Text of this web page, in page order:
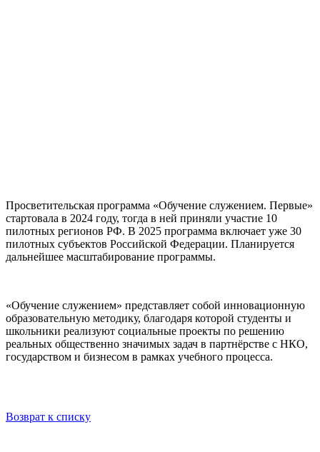
Просветительская программа «Обучение служением. Первые»
стартовала в 2024 году, тогда в ней приняли участие 10
пилотных регионов РФ. В 2025 программа включает уже 30
пилотных субъектов Российской Федерации. Планируется
дальнейшее масштабирование программы.
«Обучение служением» представляет собой инновационную
образовательную методику, благодаря которой студенты и
школьники реализуют социальные проекты по решению
реальных общественно значимых задач в партнёрстве с НКО,
государством и бизнесом в рамках учебного процесса.
Возврат к списку